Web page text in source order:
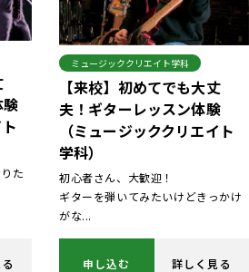
た
ミュージッククリエイト学科
【来校】初めてでも大丈
夫！ギターレッスン体験
（ミュージッククリエイト
学科）
初心者さん、大歓迎！
ギターを弾いてみたいけどきっかけ
がな...
申し込む 詳しく見る